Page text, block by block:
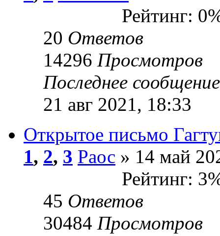
Рейтинг:
20 Ответов
14296 Просмотров
Последнее
21 авг 2021, 18:33
Открытое письмо
1, 2, 3 Раос » 14 май
Рейтинг:
45 Ответов
30484 Просмотров